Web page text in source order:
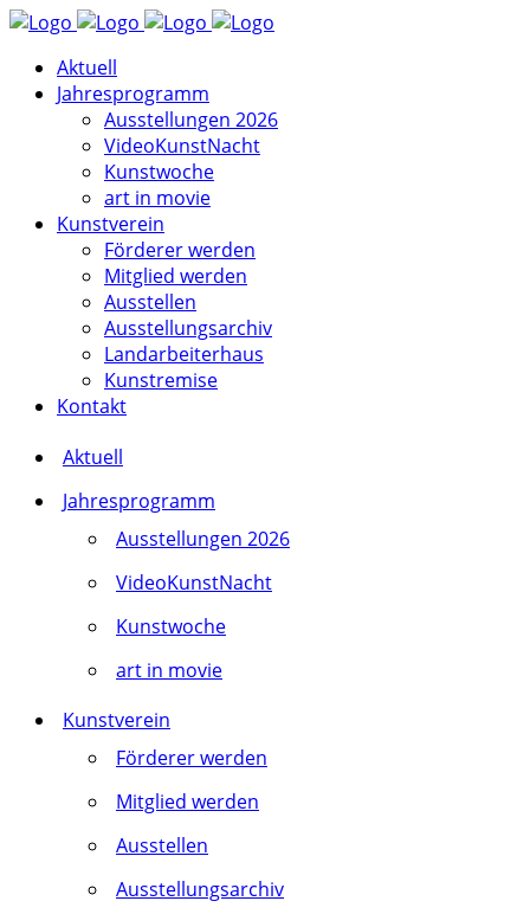
Aktuell
Jahresprogramm
Ausstellungen 2026
VideoKunstNacht
Kunstwoche
art in movie
Kunstverein
Förderer werden
Mitglied werden
Ausstellen
Ausstellungsarchiv
Landarbeiterhaus
Kunstremise
Kontakt
Aktuell
Jahresprogramm
Ausstellungen 2026
VideoKunstNacht
Kunstwoche
art in movie
Kunstverein
Förderer werden
Mitglied werden
Ausstellen
Ausstellungsarchiv